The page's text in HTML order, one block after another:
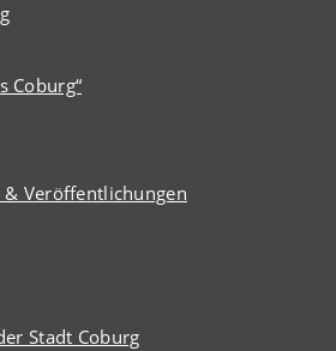
Coburg“
Veröffentlichungen
Stadt Coburg